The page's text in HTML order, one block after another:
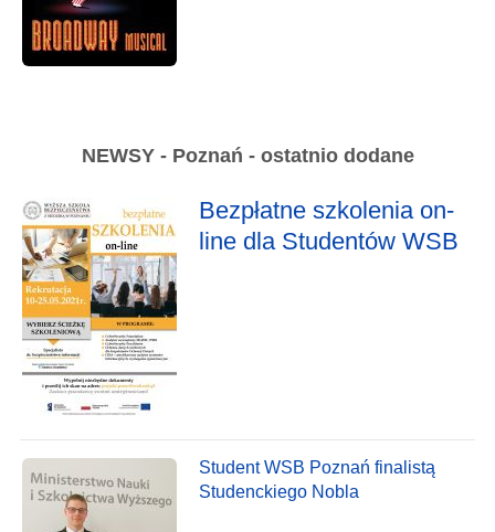
NEWSY - Poznań - ostatnio dodane
Bezpłatne szkolenia on-
line dla Studentów WSB
Student WSB Poznań finalistą
Studenckiego Nobla